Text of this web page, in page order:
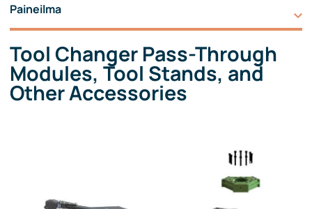
Paineilma
Tool Changer Pass-Through
Modules, Tool Stands, and
Other Accessories